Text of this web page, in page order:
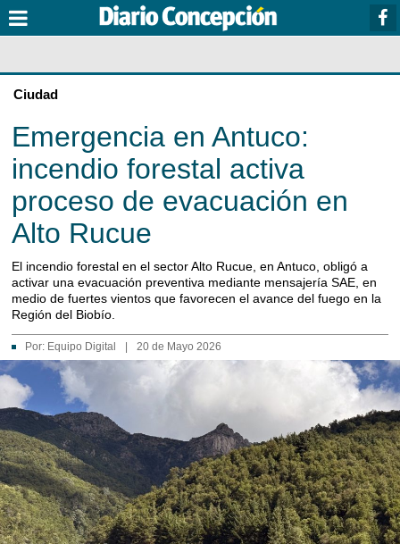
Ciudad
Emergencia en Antuco:
incendio forestal activa
proceso de evacuación en
Alto Rucue
El incendio forestal en el sector Alto Rucue, en Antuco, obligó a
activar una evacuación preventiva mediante mensajería SAE, en
medio de fuertes vientos que favorecen el avance del fuego en la
Región del Biobío.
Por: Equipo Digital 20 de Mayo 2026